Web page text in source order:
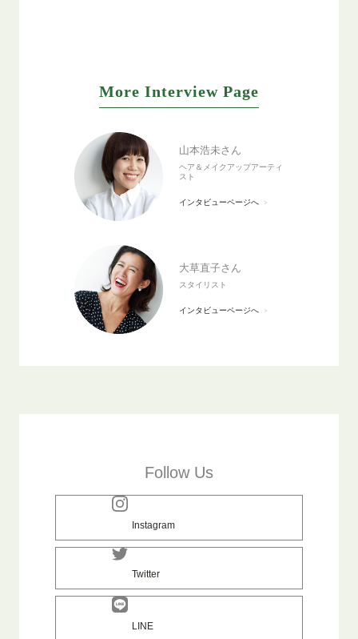
More Interview Page
山本浩未さん
ヘア＆メイクアップアーティ
スト
インタビューページへ
大草直子さん
スタイリスト
インタビューページへ
Follow Us
Instagram
Twitter
LINE